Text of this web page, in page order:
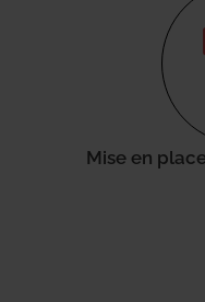
Mise en